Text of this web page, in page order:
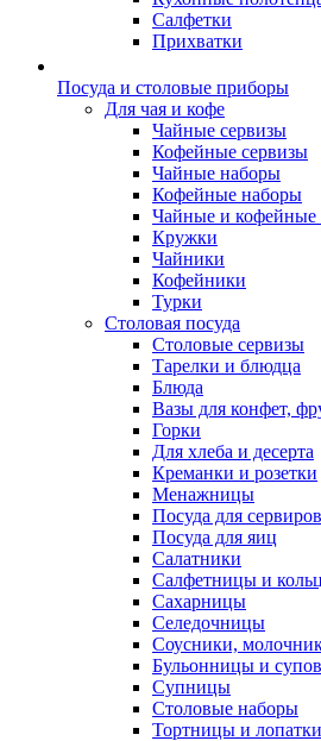
Салфетки
Прихватки
Посуда и столовые приборы
Для чая и кофе
Чайные сервизы
Кофейные сервизы
Чайные наборы
Кофейные наборы
Чайные и кофейные
Кружки
Чайники
Кофейники
Турки
Столовая посуда
Столовые сервизы
Тарелки и блюдца
Блюда
Вазы для конфет,
Горки
Для хлеба и десерта
Креманки и розетки
Менажницы
Посуда для
Посуда для яиц
Салатники
Салфетницы и
Сахарницы
Селедочницы
Соусники,
Бульонницы и
Супницы
Столовые наборы
Тортницы и лопатки